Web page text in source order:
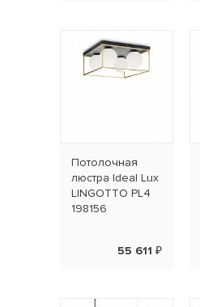
Потолочная
люстра Ideal Lux
LINGOTTO PL4
198156
55 611 ₽